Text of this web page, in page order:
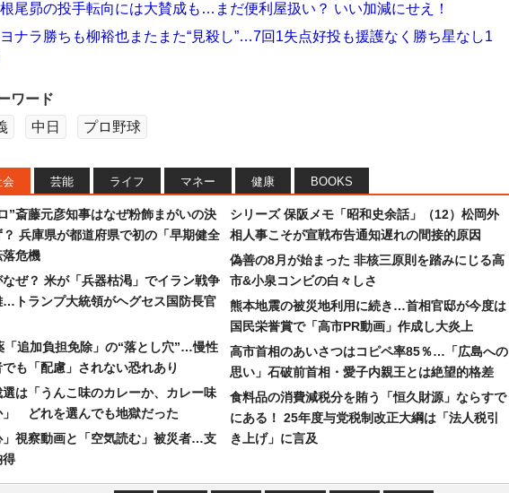
尾昴の投手転向には大賛成も…まだ便利屋扱い？ いい加減にせえ！
ナラ勝ちも柳裕也またまた“見殺し”…7回1失点好投も援護なく勝ち星なし1
ワード
中日 プロ野球
芸能 ライフ マネー 健康 BOOKS
”斎藤元彦知事はなぜ粉飾まがいの決
兵庫県が都道府県で初の「早期健全
危機
ぜ？ 米が「兵器枯渇」でイラン戦争
…トランプ大統領がヘグセス国防長官
「追加負担免除」の“落とし穴”…慢性
も「配慮」されない恐れあり
選は「うんこ味のカレーか、カレー味
」 どれを選んでも地獄だった
」視察動画と「空気読む」被災者…支
得
シリーズ 保阪メモ「昭和史余話」（12）松岡外
相人事こそが宣戦布告通知遅れの間接的原因
偽善の8月が始まった 非核三原則を踏みにじる高
市&小泉コンビの白々しさ
熊本地震の被災地利用に続き…首相官邸が今度は
国民栄誉賞で「高市PR動画」作成し大炎上
高市首相のあいさつはコピペ率85％…「広島への
思い」石破前首相・愛子内親王とは絶望的格差
食料品の消費減税分を賄う「恒久財源」ならすで
にある！ 25年度与党税制改正大綱は「法人税引
き上げ」に言及